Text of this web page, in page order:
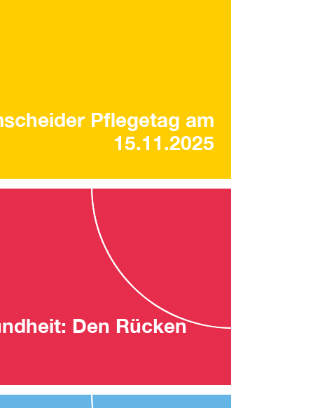
Pflegetag am
15.11.2025
Den Rücken